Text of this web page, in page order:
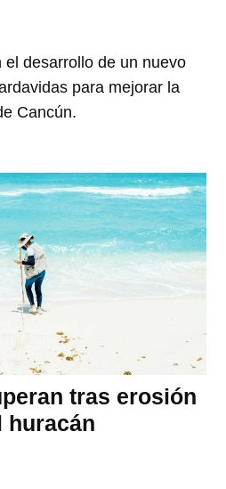
desarrollo de un nuevo
para mejorar la
Cancún.
tras erosión
huracán